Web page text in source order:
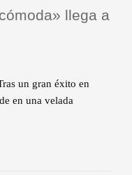
llega a
un gran éxito en
en una velada